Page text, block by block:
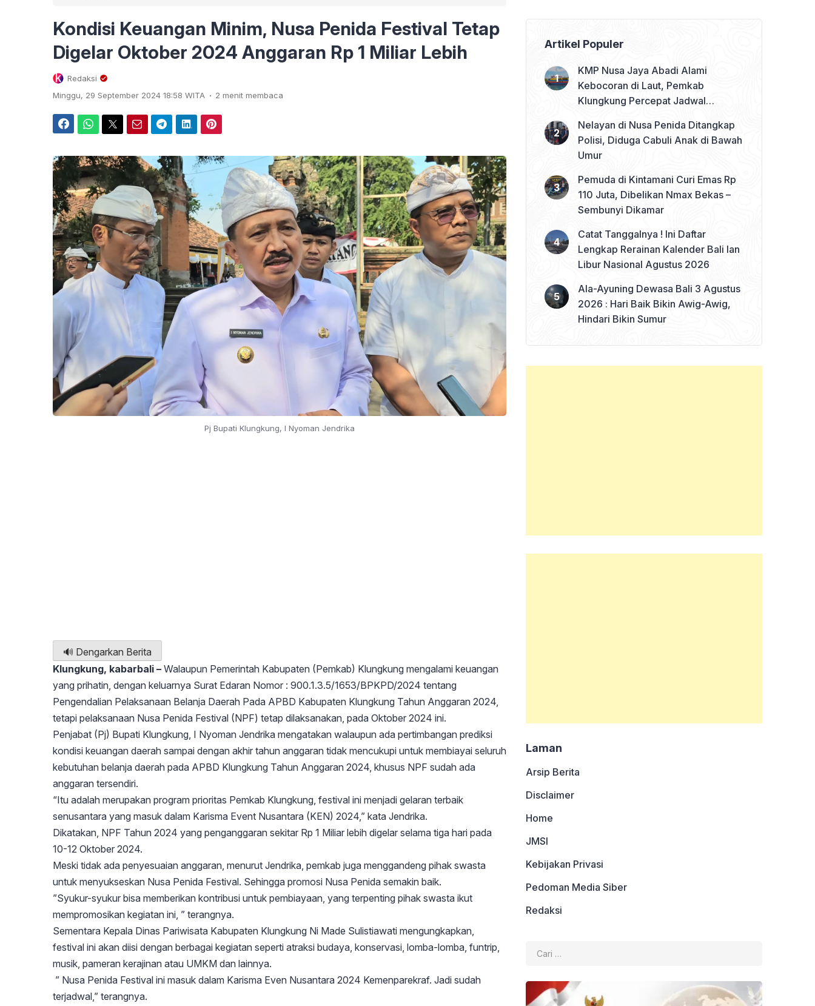
Kondisi Keuangan Minim, Nusa Penida Festival Tetap
Digelar Oktober 2024 Anggaran Rp 1 Miliar Lebih
Redaksi
Minggu, 29 September 2024 18:58 WITA . 2 menit membaca
Pj Bupati Klungkung, I Nyoman Jendrika
🔊 Dengarkan Berita
Klungkung, kabarbali – Walaupun Pemerintah Kabupaten (Pemkab) Klungkung mengalami keuangan
yang prihatin, dengan keluarnya Surat Edaran Nomor : 900.1.3.5/1653/BPKPD/2024 tentang
Pengendalian Pelaksanaan Belanja Daerah Pada APBD Kabupaten Klungkung Tahun Anggaran 2024,
tetapi pelaksanaan Nusa Penida Festival (NPF) tetap dilaksanakan, pada Oktober 2024 ini.
Penjabat (Pj) Bupati Klungkung, I Nyoman Jendrika mengatakan walaupun ada pertimbangan prediksi
kondisi keuangan daerah sampai dengan akhir tahun anggaran tidak mencukupi untuk membiayai seluruh
kebutuhan belanja daerah pada APBD Klungkung Tahun Anggaran 2024, khusus NPF sudah ada
anggaran tersendiri.
“Itu adalah merupakan program prioritas Pemkab Klungkung, festival ini menjadi gelaran terbaik
senusantara yang masuk dalam Karisma Event Nusantara (KEN) 2024,” kata Jendrika.
Dikatakan, NPF Tahun 2024 yang penganggaran sekitar Rp 1 Miliar lebih digelar selama tiga hari pada
10-12 Oktober 2024.
Meski tidak ada penyesuaian anggaran, menurut Jendrika, pemkab juga menggandeng pihak swasta
untuk menyukseskan Nusa Penida Festival. Sehingga promosi Nusa Penida semakin baik.
”Syukur-syukur bisa memberikan kontribusi untuk pembiayaan, yang terpenting pihak swasta ikut
mempromosikan kegiatan ini, ” terangnya.
Sementara Kepala Dinas Pariwisata Kabupaten Klungkung Ni Made Sulistiawati mengungkapkan,
festival ini akan diisi dengan berbagai kegiatan seperti atraksi budaya, konservasi, lomba-lomba, funtrip,
musik, pameran kerajinan atau UMKM dan lainnya.
” Nusa Penida Festival ini masuk dalam Karisma Even Nusantara 2024 Kemenparekraf. Jadi sudah
terjadwal,” terangnya.
Artikel Populer
KMP Nusa Jaya Abadi Alami
Kebocoran di Laut, Pemkab
Klungkung Percepat Jadwal
Nelayan di Nusa Penida Ditangkap
Polisi, Diduga Cabuli Anak di Bawah
Umur
Pemuda di Kintamani Curi Emas Rp
110 Juta, Dibelikan Nmax Bekas –
Sembunyi Dikamar
Catat Tanggalnya ! Ini Daftar
Lengkap Rerainan Kalender Bali lan
Libur Nasional Agustus 2026
Ala-Ayuning Dewasa Bali 3 Agustus
2026 : Hari Baik Bikin Awig-Awig,
Hindari Bikin Sumur
Laman
Arsip Berita
Disclaimer
Home
JMSI
Kebijakan Privasi
Pedoman Media Siber
Redaksi
untuk: